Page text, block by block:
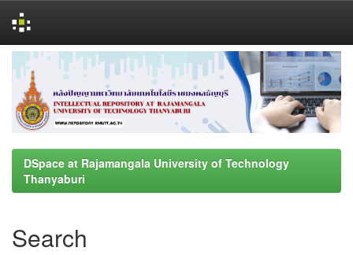
navigation
DSpace at Rajamangala University of Technology
Thanyaburi
Search